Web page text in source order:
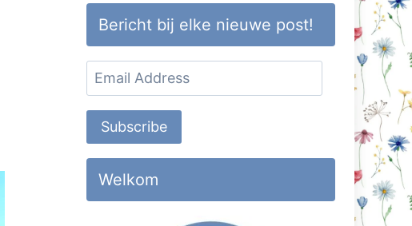
Bericht bij elke nieuwe post!
Email
Address
Subscribe
Welkom